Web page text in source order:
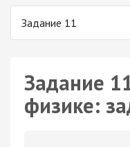
Задание 11
Задание
физике: